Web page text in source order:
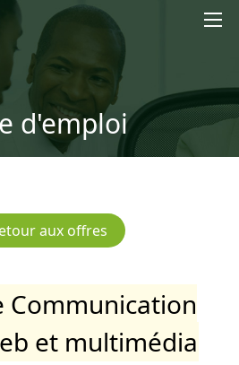
d'emploi
Communication
et multimédia